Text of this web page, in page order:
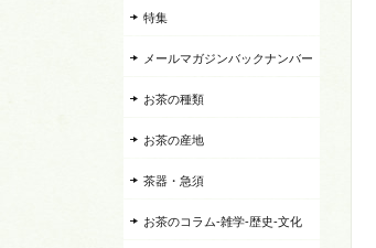
特集
メールマガジンバックナンバー
お茶の種類
お茶の産地
茶器・急須
お茶のコラム-雑学-歴史-文化